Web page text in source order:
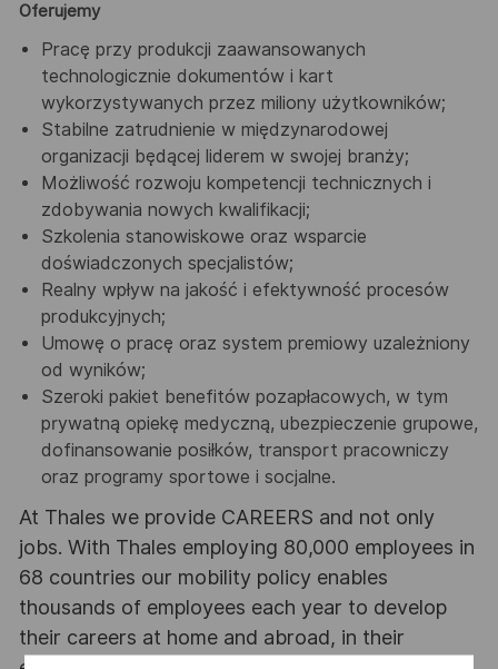
Oferujemy
Pracę przy produkcji zaawansowanych
technologicznie dokumentów i kart
wykorzystywanych przez miliony użytkowników;
Stabilne zatrudnienie w międzynarodowej
organizacji będącej liderem w swojej branży;
Możliwość rozwoju kompetencji technicznych i
zdobywania nowych kwalifikacji;
Szkolenia stanowiskowe oraz wsparcie
doświadczonych specjalistów;
Realny wpływ na jakość i efektywność procesów
produkcyjnych;
Umowę o pracę oraz system premiowy uzależniony
od wyników;
Szeroki pakiet benefitów pozapłacowych, w tym
prywatną opiekę medyczną, ubezpieczenie grupowe,
dofinansowanie posiłków, transport pracowniczy
oraz programy sportowe i socjalne.
At Thales we provide CAREERS and not only
jobs. With Thales employing 80,000 employees in
68 countries our mobility policy enables
thousands of employees each year to develop
their careers at home and abroad, in their